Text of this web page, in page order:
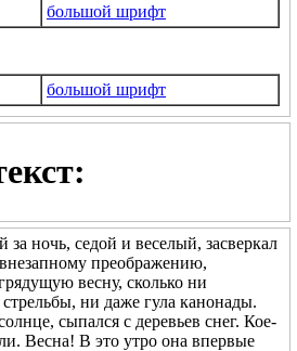
большой шрифт
большой шрифт
ночь, седой и веселый, засверкал
преображению,
весну, сколько ни
ни даже гула канонады.
сыпался с деревьев снег. Кое-
Весна! В это утро она впервые